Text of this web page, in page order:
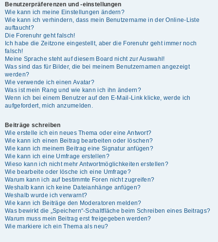
Benutzerpräferenzen und -einstellungen
Wie kann ich meine Einstellungen ändern?
Wie kann ich verhindern, dass mein Benutzername in der Online-Liste
auftaucht?
Die Forenuhr geht falsch!
Ich habe die Zeitzone eingestellt, aber die Forenuhr geht immer noch
falsch!
Meine Sprache steht auf diesem Board nicht zur Auswahl!
Was sind das für Bilder, die bei meinem Benutzernamen angezeigt
werden?
Wie verwende ich einen Avatar?
Was ist mein Rang und wie kann ich ihn ändern?
Wenn ich bei einem Benutzer auf den E-Mail-Link klicke, werde ich
aufgefordert, mich anzumelden.
Beiträge schreiben
Wie erstelle ich ein neues Thema oder eine Antwort?
Wie kann ich einen Beitrag bearbeiten oder löschen?
Wie kann ich meinem Beitrag eine Signatur anfügen?
Wie kann ich eine Umfrage erstellen?
Wieso kann ich nicht mehr Antwortmöglichkeiten erstellen?
Wie bearbeite oder lösche ich eine Umfrage?
Warum kann ich auf bestimmte Foren nicht zugreifen?
Weshalb kann ich keine Dateianhänge anfügen?
Weshalb wurde ich verwarnt?
Wie kann ich Beiträge den Moderatoren melden?
Was bewirkt die „Speichern“-Schaltfläche beim Schreiben eines Beitrags?
Warum muss mein Beitrag erst freigegeben werden?
Wie markiere ich ein Thema als neu?